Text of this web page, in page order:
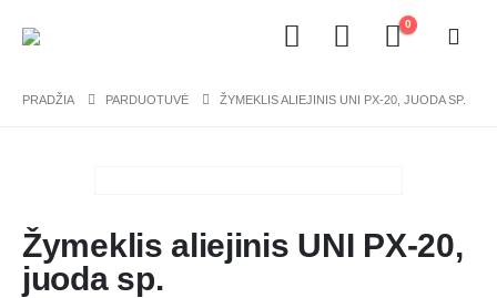
0
PRADŽIA PARDUOTUVĖ ŽYMEKLIS ALIEJINIS UNI PX-20, JUODA SP.
Žymeklis aliejinis UNI PX-20,
juoda sp.